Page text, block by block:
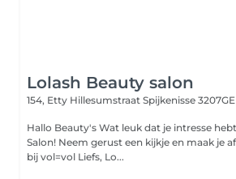
Lolash Beauty salon
154, Etty Hillesumstraat Spijkenisse 3207GE
Hallo Beauty's Wat leuk dat je intresse hebt in Lolash Beauty
Salon! Neem gerust een kijkje en maak je afspraak, wees er snel
bij vol=vol Liefs, Lo...